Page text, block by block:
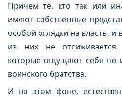
Причем те, кто так или
имеют собственные
особой оглядки на власть, и
из них не
которые ощущают себя не
воинского братства.
И на этом фоне,